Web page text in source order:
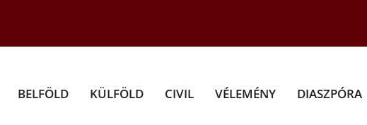
BELFÖLD KÜLFÖLD CIVIL VÉLEMÉNY DIASZPÓRA